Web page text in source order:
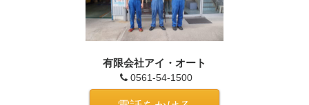
有限会社アイ・オート
0561-54-1500